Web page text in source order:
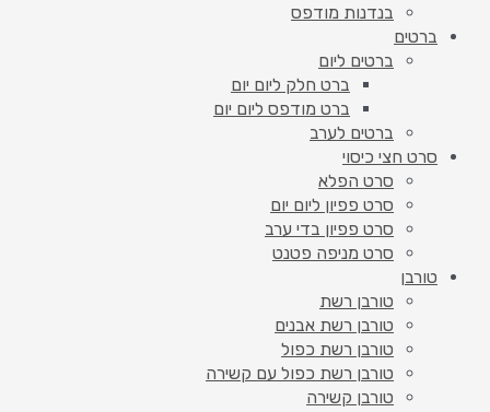
בנדנות מודפס
ברטים
ברטים ליום
ברט חלק ליום יום
ברט מודפס ליום יום
ברטים לערב
סרט חצי כיסוי
סרט הפלא
סרט פפיון ליום יום
סרט פפיון בדי ערב
סרט מניפה פטנט
טורבן
טורבן רשת
טורבן רשת אבנים
טורבן רשת כפול
טורבן רשת כפול עם קשירה
טורבן קשירה